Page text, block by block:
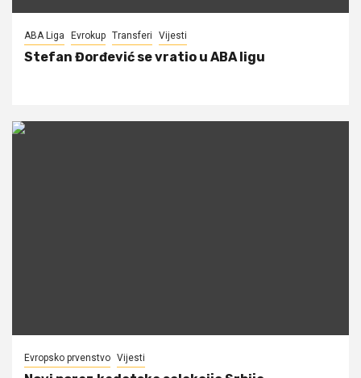
ABA Liga Evrokup Transferi Vijesti
Stefan Đorđević se vratio u ABA ligu
Evropsko prvenstvo Vijesti